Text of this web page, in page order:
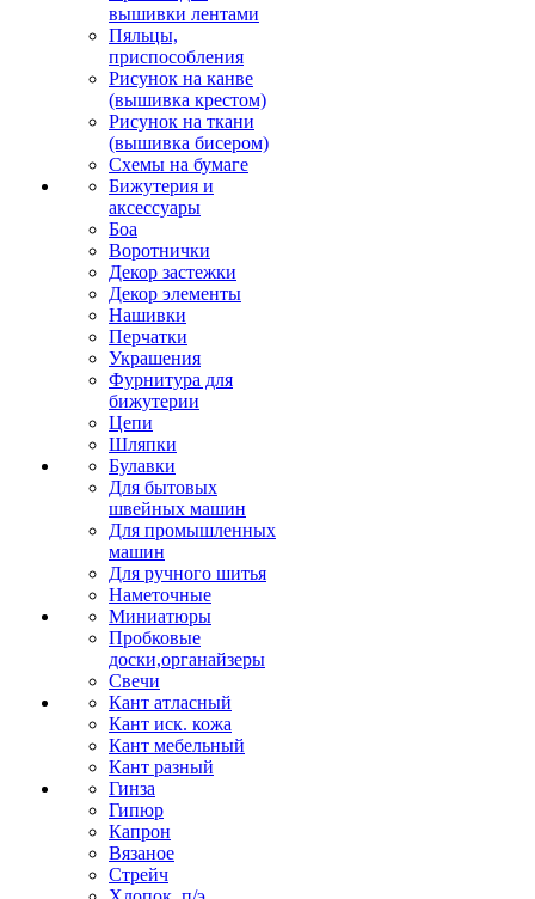
вышивки лентами
Пяльцы,
приспособления
Рисунок на канве
(вышивка крестом)
Рисунок на ткани
(вышивка бисером)
Схемы на бумаге
Бижутерия и
аксессуары
Боа
Воротнички
Декор застежки
Декор элементы
Нашивки
Перчатки
Украшения
Фурнитура для
бижутерии
Цепи
Шляпки
Булавки
Для бытовых
швейных машин
Для промышленных
машин
Для ручного шитья
Наметочные
Миниатюры
Пробковые
доски,органайзеры
Свечи
Кант атласный
Кант иск. кожа
Кант мебельный
Кант разный
Гинза
Гипюр
Капрон
Вязаное
Стрейч